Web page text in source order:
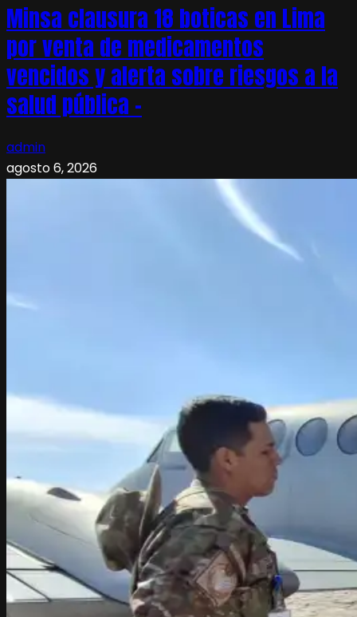
Minsa clausura 18 boticas en Lima
por venta de medicamentos
vencidos y alerta sobre riesgos a la
salud pública –
admin
agosto 6, 2026